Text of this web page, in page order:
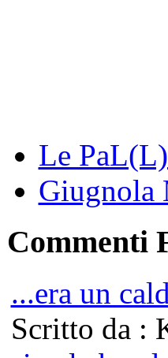
Le
Giugnola
Commenti
...era un
Scritto da :